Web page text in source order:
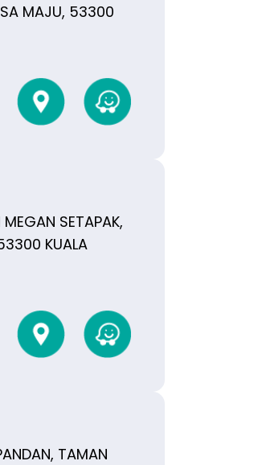
MAJU, 53300
SETAPAK,
KUALA
TAMAN